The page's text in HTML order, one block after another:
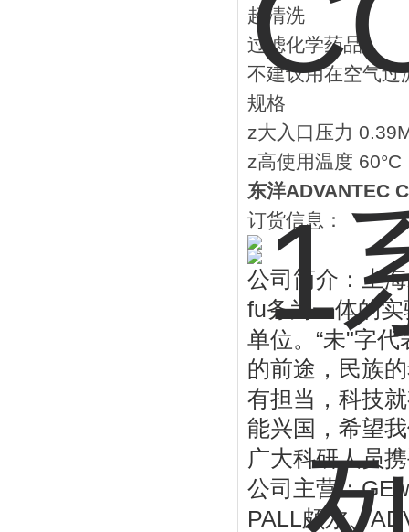
超清洗
过滤化学药品
不建议用在空气过
规格
z大入口压力
z高使用温度 60°C
东洋ADVANTEC
订货信息：
公司简介：上
fu务为一体的
单位。 “未"字代
的前途，民族
有担当，科技
能兴国，希望
广大科研人员
公司主营：GE
PALL颇尔、